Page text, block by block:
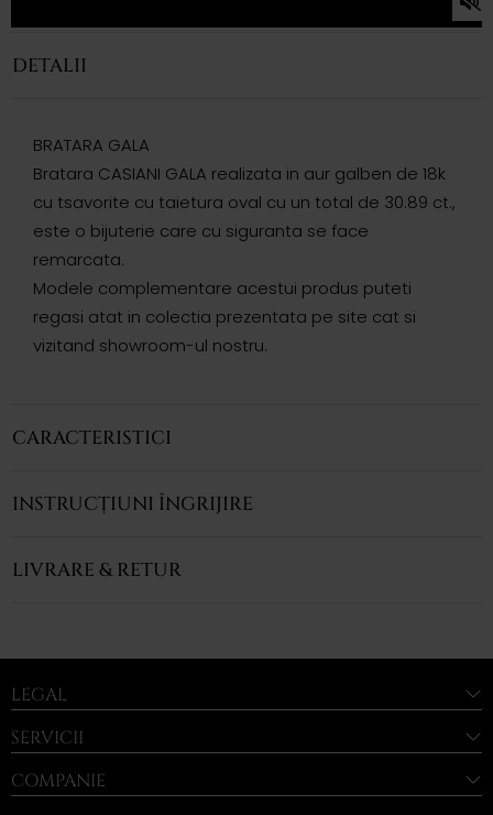
DETALII
BRATARA GALA
Bratara CASIANI GALA realizata in aur galben de 18k
cu tsavorite cu taietura oval cu un total de 30.89 ct.,
este o bijuterie care cu siguranta se face
remarcata.
Modele complementare acestui produs puteti
regasi atat in colectia prezentata pe site cat si
vizitand showroom-ul nostru.
CARACTERISTICI
INSTRUCȚIUNI ÎNGRIJIRE
LIVRARE & RETUR
LEGAL
SERVICII
COMPANIE